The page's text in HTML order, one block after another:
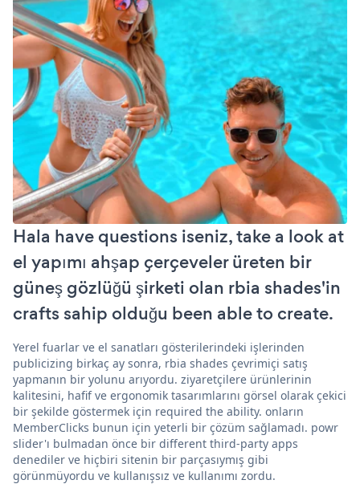
Hala have questions iseniz, take a look at
el yapımı ahşap çerçeveler üreten bir
güneş gözlüğü şirketi olan rbia shades'in
crafts sahip olduğu been able to create.
Yerel fuarlar ve el sanatları gösterilerindeki işlerinden
publicizing birkaç ay sonra, rbia shades çevrimiçi satış
yapmanın bir yolunu arıyordu. ziyaretçilere ürünlerinin
kalitesini, hafif ve ergonomik tasarımlarını görsel olarak çekici
bir şekilde göstermek için required the ability. onların
MemberClicks bunun için yeterli bir çözüm sağlamadı. powr
slider'ı bulmadan önce bir different third-party apps
denediler ve hiçbiri sitenin bir parçasıymış gibi
görünmüyordu ve kullanışsız ve kullanımı zordu.